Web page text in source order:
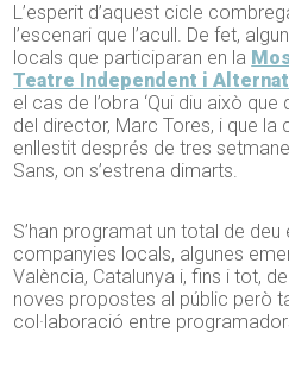
L’esperit d’aquest cicle
l’escenari que l’acull. De fet,
locals que participaran en la
Teatre Independent i
el cas de l’obra ‘Qui diu això
del director, Marc Tores, i que la
enllestit després de tres
Sans, on s’estrena dimarts.
S’han programat un total de
companyies locals, algunes
València, Catalunya i, fins i tot,
noves propostes al públic però
col·laboració entre